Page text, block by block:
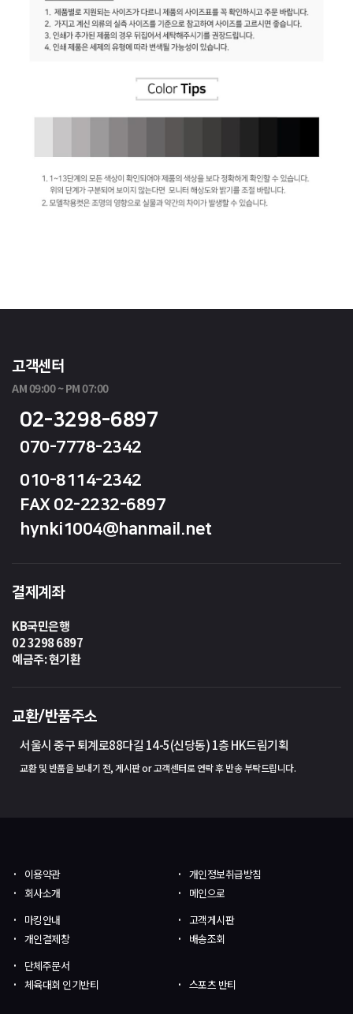
고객센터
AM 09:00 ~ PM 07:00
02-3298-6897
070-7778-2342
010-8114-2342
FAX 02-2232-6897
hynki1004@hanmail.net
결제계좌
KB국민은행
02 3298 6897
예금주: 현기환
교환/반품주소
서울시 중구 퇴계로88다길 14-5(신당동) 1층 HK드림기획
교환 및 반품을 보내기 전, 게시판 or 고객센터로 연락 후 반송 부탁드립니다.
이용약관
개인정보취급방침
회사소개
메인으로
마킹안내
고객게시판
개인결제창
배송조회
단체주문서
체육대회 인기반티
스포츠 반티